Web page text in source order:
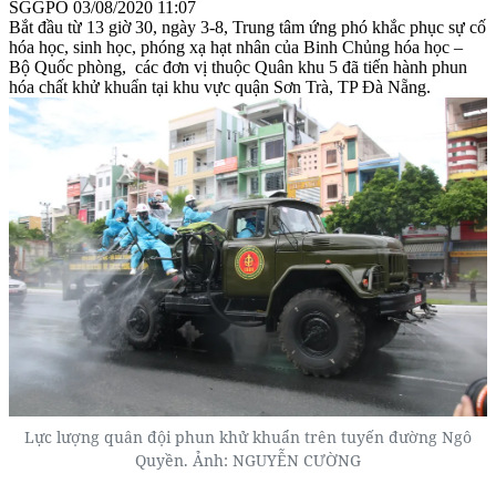
SGGPO 03/08/2020 11:07
Bắt đầu từ 13 giờ 30, ngày 3-8, Trung tâm ứng phó khắc phục sự cố
hóa học, sinh học, phóng xạ hạt nhân của Binh Chủng hóa học –
Bộ Quốc phòng, các đơn vị thuộc Quân khu 5 đã tiến hành phun
hóa chất khử khuẩn tại khu vực quận Sơn Trà, TP Đà Nẵng.
Lực lượng quân đội phun khử khuẩn trên tuyến đường Ngô
Quyền. Ảnh: NGUYỄN CƯỜNG